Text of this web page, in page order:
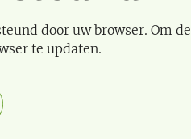
door uw browser. Om de
te updaten.